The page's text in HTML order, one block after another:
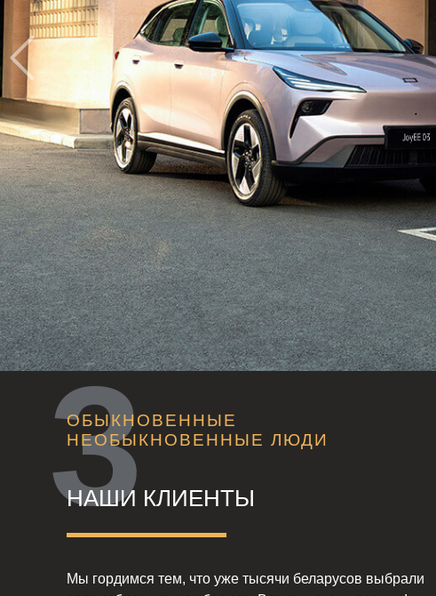
ОБЫКНОВЕННЫЕ
НЕОБЫКНОВЕННЫЕ ЛЮДИ
НАШИ КЛИЕНТЫ
Мы гордимся тем, что уже тысячи беларусов выбрали